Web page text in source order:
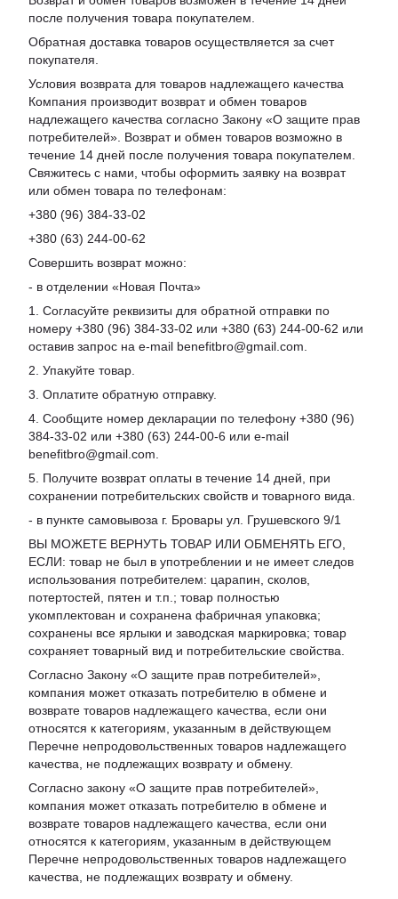
после получения товара покупателем.
Обратная доставка товаров осуществляется за счет
покупателя.
Условия возврата для товаров надлежащего качества
Компания производит возврат и обмен товаров
надлежащего качества согласно Закону «О защите прав
потребителей». Возврат и обмен товаров возможно в
течение 14 дней после получения товара покупателем.
Свяжитесь с нами, чтобы оформить заявку на возврат
или обмен товара по телефонам:
+380 (96) 384-33-02
+380 (63) 244-00-62
Совершить возврат можно:
- в отделении «Новая Почта»
1. Согласуйте реквизиты для обратной отправки по
номеру +380 (96) 384-33-02 или +380 (63) 244-00-62 или
оставив запрос на e-mail benefitbro@gmail.com.
2. Упакуйте товар.
3. Оплатите обратную отправку.
4. Сообщите номер декларации по телефону +380 (96)
384-33-02 или +380 (63) 244-00-6 или e-mail
benefitbro@gmail.com.
5. Получите возврат оплаты в течение 14 дней, при
сохранении потребительских свойств и товарного вида.
- в пункте самовывоза г. Бровары ул. Грушевского 9/1
ВЫ МОЖЕТЕ ВЕРНУТЬ ТОВАР ИЛИ ОБМЕНЯТЬ ЕГО,
ЕСЛИ: товар не был в употреблении и не имеет следов
использования потребителем: царапин, сколов,
потертостей, пятен и т.п.; товар полностью
укомплектован и сохранена фабричная упаковка;
сохранены все ярлыки и заводская маркировка; товар
сохраняет товарный вид и потребительские свойства.
Согласно Закону «О защите прав потребителей»,
компания может отказать потребителю в обмене и
возврате товаров надлежащего качества, если они
относятся к категориям, указанным в действующем
Перечне непродовольственных товаров надлежащего
качества, не подлежащих возврату и обмену.
Согласно закону «О защите прав потребителей»,
компания может отказать потребителю в обмене и
возврате товаров надлежащего качества, если они
относятся к категориям, указанным в действующем
Перечне непродовольственных товаров надлежащего
качества, не подлежащих возврату и обмену.